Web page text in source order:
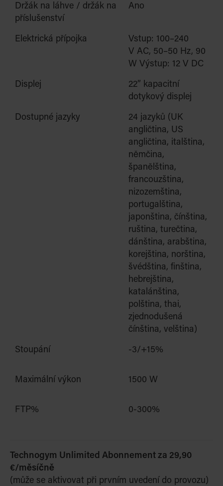
Držák na láhve / držák na
příslušenství
Ano
Elektrická přípojka
Vstup: 100–240
V AC, 50–50 Hz, 90
W Výstup: 12 V DC
Displej
22” kapacitní
dotykový displej
Dostupné jazyky
24 jazyků (UK
angličtina, US
angličtina, italština,
němčina,
španělština,
francouzština,
nizozemština,
portugalština,
japonština, čínština,
ruština, turečtina,
dánština, arabština,
korejština, norština,
švédština, finština,
hebrejština,
katalánština,
polština, thai,
zjednodušená
čínština, velština)
Stoupání -3/+15%
Maximální výkon 1500 W
FTP% 0-300%
Technogym Unlimited Abonnement za 29,90
€/měsíčně
(může se aktivovat při prvním uvedení do provozu)